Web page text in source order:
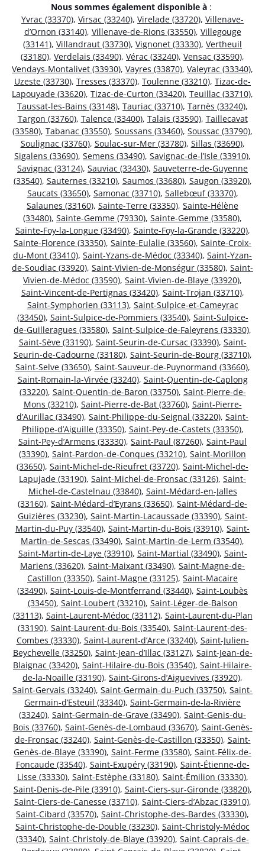
Nous sommes également disponible à :
Yvrac (33370), Virsac (33240), Virelade (33720), Villenave-
d’Ornon (33140), Villenave-de-Rions (33550), Villegouge
(33141), Villandraut (33730), Vignonet (33330), Vertheuil
(33180), Verdelais (33490), Vérac (33240), Vensac (33590),
Vendays-Montalivet (33930), Vayres (33870), Valeyrac (33340),
Uzeste (33730), Tresses (33370), Toulenne (33210), Tizac-de-
Lapouyade (33620), Tizac-de-Curton (33420), Teuillac (33710),
Taussat-les-Bains (33148), Tauriac (33710), Tarnès (33240),
Targon (33760), Talence (33400), Talais (33590), Taillecavat
(33580), Tabanac (33550), Soussans (33460), Soussac (33790),
Soulignac (33760), Soulac-sur-Mer (33780), Sillas (33690),
Sigalens (33690), Semens (33490), Savignac-de-l’Isle (33910),
Savignac (33124), Sauviac (33430), Sauveterre-de-Guyenne
(33540), Sauternes (33210), Saumos (33680), Saugon (33920),
Saucats (33650), Samonac (33710), Sallebœuf (33370),
Salaunes (33160), Sainte-Terre (33350), Sainte-Hélène
(33480), Sainte-Gemme (79330), Sainte-Gemme (33580),
Sainte-Foy-la-Longue (33490), Sainte-Foy-la-Grande (33220),
Sainte-Florence (33350), Sainte-Eulalie (33560), Sainte-Croix-
du-Mont (33410), Saint-Yzans-de-Médoc (33340), Saint-Yzan-
de-Soudiac (33920), Saint-Vivien-de-Monségur (33580), Saint-
Vivien-de-Médoc (33590), Saint-Vivien-de-Blaye (33920),
Saint-Vincent-de-Pertignas (33420), Saint-Trojan (33710),
Saint-Symphorien (33113), Saint-Sulpice-et-Cameyrac
(33450), Saint-Sulpice-de-Pommiers (33540), Saint-Sulpice-
de-Guilleragues (33580), Saint-Sulpice-de-Faleyrens (33330),
Saint-Sève (33190), Saint-Seurin-de-Cursac (33390), Saint-
Seurin-de-Cadourne (33180), Saint-Seurin-de-Bourg (33710),
Saint-Selve (33650), Saint-Sauveur-de-Puynormand (33660),
Saint-Romain-la-Virvée (33240), Saint-Quentin-de-Caplong
(33220), Saint-Quentin-de-Baron (33750), Saint-Pierre-de-
Mons (33210), Saint-Pierre-de-Bat (33760), Saint-Pierre-
d’Aurillac (33490), Saint-Philippe-du-Seignal (33220), Saint-
Philippe-d’Aiguille (33350), Saint-Pey-de-Castets (33350),
Saint-Pey-d’Armens (33330), Saint-Paul (87260), Saint-Paul
(33390), Saint-Pardon-de-Conques (33210), Saint-Morillon
(33650), Saint-Michel-de-Rieufret (33720), Saint-Michel-de-
Lapujade (33190), Saint-Michel-de-Fronsac (33126), Saint-
Michel-de-Castelnau (33840), Saint-Médard-en-Jalles
(33160), Saint-Médard-d’Eyrans (33650), Saint-Médard-de-
Guizières (33230), Saint-Martin-Lacaussade (33390), Saint-
Martin-du-Puy (33540), Saint-Martin-du-Bois (33910), Saint-
Martin-de-Sescas (33490), Saint-Martin-de-Lerm (33540),
Saint-Martin-de-Laye (33910), Saint-Martial (33490), Saint-
Mariens (33620), Saint-Maixant (33490), Saint-Magne-de-
Castillon (33350), Saint-Magne (33125), Saint-Macaire
(33490), Saint-Louis-de-Montferrand (33440), Saint-Loubès
(33450), Saint-Loubert (33210), Saint-Léger-de-Balson
(33113), Saint-Laurent-Médoc (33112), Saint-Laurent-du-Plan
(33190), Saint-Laurent-du-Bois (33540), Saint-Laurent-des-
Combes (33330), Saint-Laurent-d’Arce (33240), Saint-Julien-
Beychevelle (33250), Saint-Jean-d’Illac (33127), Saint-Jean-de-
Blaignac (33420), Saint-Hilaire-du-Bois (33540), Saint-Hilaire-
de-la-Noaille (33190), Saint-Girons-d’Aiguevives (33920),
Saint-Gervais (33240), Saint-Germain-du-Puch (33750), Saint-
Germain-d’Esteuil (33340), Saint-Germain-de-la-Rivière
(33240), Saint-Germain-de-Grave (33490), Saint-Genis-du-
Bois (33760), Saint-Genès-de-Lombaud (33670), Saint-Genès-
de-Fronsac (33240), Saint-Genès-de-Castillon (33350), Saint-
Genès-de-Blaye (33390), Saint-Ferme (33580), Saint-Félix-de-
Foncaude (33540), Saint-Exupéry (33190), Saint-Étienne-de-
Lisse (33330), Saint-Estèphe (33180), Saint-Émilion (33330),
Saint-Denis-de-Pile (33910), Saint-Ciers-sur-Gironde (33820),
Saint-Ciers-de-Canesse (33710), Saint-Ciers-d’Abzac (33910),
Saint-Cibard (33570), Saint-Christophe-des-Bardes (33330),
Saint-Christophe-de-Double (33230), Saint-Christoly-Médoc
(33340), Saint-Christoly-de-Blaye (33920), Saint-Caprais-de-